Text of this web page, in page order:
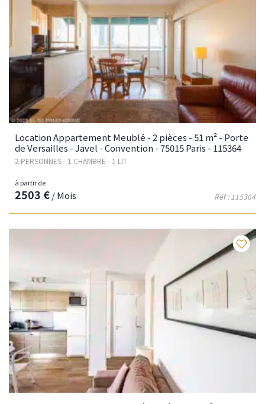
Location Appartement Meublé - 2 pièces - 51 m² - Porte
de Versailles - Javel - Convention - 75015 Paris - 115364
2 PERSONNES - 1 CHAMBRE - 1 LIT
Réf : 115364
à partir de
2503 €/ Mois